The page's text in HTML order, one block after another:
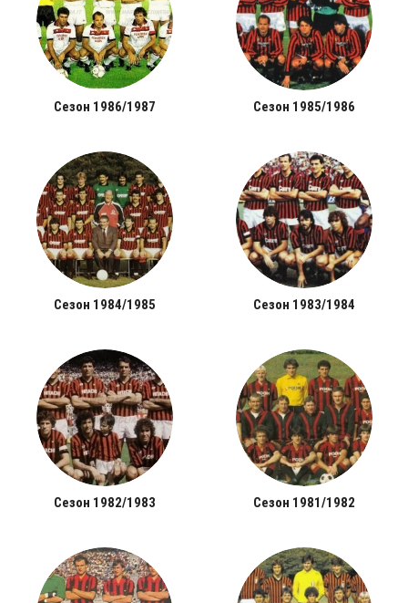
Сезон 1986/1987 Сезон 1985/1986
Сезон 1984/1985 Сезон 1983/1984
Сезон 1982/1983 Сезон 1981/1982